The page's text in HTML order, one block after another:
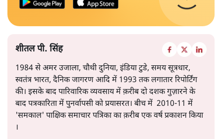
शीतल पी. सिंह
1984 से अमर उजाला, चौथी दुनिया, इंडिया टुडे, समय सूत्रधार,
स्वतंत्र भारत, दैनिक जागरण आदि में 1993 तक लगातार रिपोर्टिंग
की। इसके बाद पारिवारिक व्यवसाय में क़रीब दो दशक गुज़ारने के
बाद पत्रकारिता में पुनर्वापसी को प्रयासरत। बीच में 2010-11 में
'समकाल' पाक्षिक समाचार पत्रिका का क़रीब एक वर्ष प्रकाशन किया
।